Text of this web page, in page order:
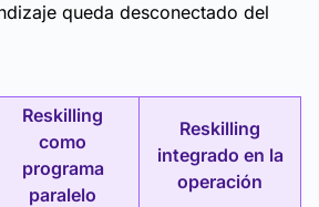
queda desconectado del
Reskilling
como
programa
paralelo
Reskilling
integrado en la
operación